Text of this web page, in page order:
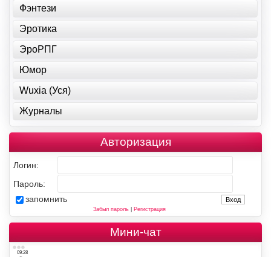
Фэнтези
Эротика
ЭроРПГ
Юмор
Wuxia (Уся)
Журналы
Авторизация
Логин:
Пароль:
запомнить
Забыл пароль| Регистрация
Мини-чат